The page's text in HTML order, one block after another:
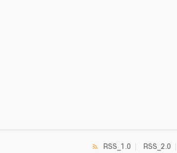
RSS_1.0 RSS_2.0